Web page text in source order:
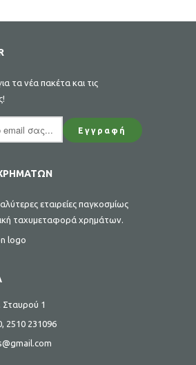
τα νέα πακέτα και τις
εταιρείες παγκοσμίως
ταχυμεταφορά χρημάτων.
1
2510 231096